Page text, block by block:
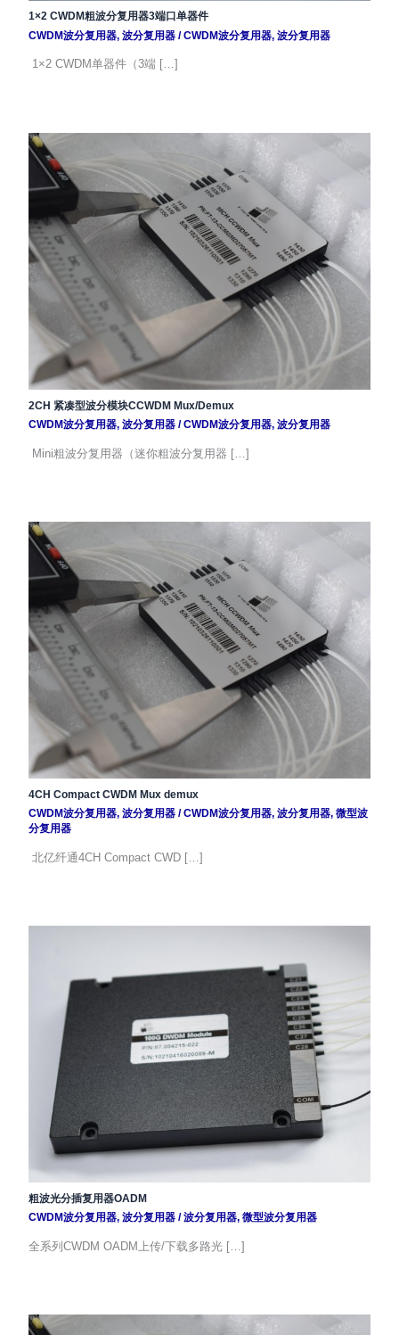
1×2 CWDM粗波分复用器3端口单器件
CWDM波分复用器, 波分复用器/CWDM波分复用器, 波分复用器
1×2 CWDM单器件（3端 […]
2CH 紧凑型波分模块CCWDM Mux/Demux
CWDM波分复用器, 波分复用器/CWDM波分复用器, 波分复用器
Mini粗波分复用器（迷你粗波分复用器 […]
4CH Compact CWDM Mux demux
CWDM波分复用器, 波分复用器/CWDM波分复用器, 波分复用器, 微型波
分复用器
北亿纤通4CH Compact CWD […]
粗波光分插复用器OADM
CWDM波分复用器, 波分复用器/波分复用器, 微型波分复用器
全系列CWDM OADM上传/下载多路光 […]